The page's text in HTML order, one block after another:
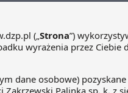
wkracza w
nadających Izbie
Rady Aptekarskiej